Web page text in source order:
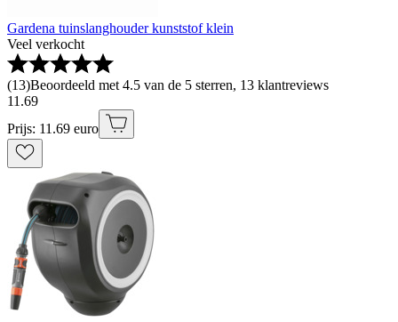
Gardena tuinslanghouder kunststof klein
Veel verkocht
(13)Beoordeeld met 4.5 van de 5 sterren, 13 klantreviews
11 .69
Prijs: 11.69 euro